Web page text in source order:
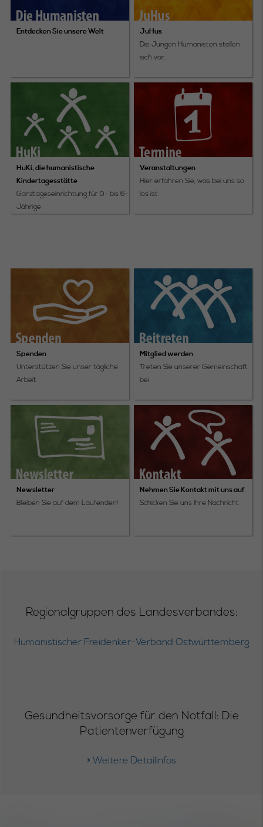
Entdecken Sie unsere Welt JuHus
Die Jungen Humanisten stellen
sich vor.
HuKi, die humanistische
Kindertagesstätte
Ganztageseinrichtung für 0- bis 6-
Jährige
Veranstaltungen
Hier erfahren Sie, was bei uns so
los ist
Spenden
Unterstützen Sie unser tägliche
Arbeit
Mitglied werden
Treten Sie unserer Gemeinschaft
bei
Newsletter
Bleiben Sie auf dem Laufenden!
Nehmen Sie Kontakt mit uns auf
Schicken Sie uns Ihre Nachricht
Regionalgruppen des Landesverbandes:
Humanistischer Freidenker-Verband Ostwürttemberg
Gesundheitsvorsorge für den Notfall: Die
Patientenverfügung
» Weitere Detailinfos